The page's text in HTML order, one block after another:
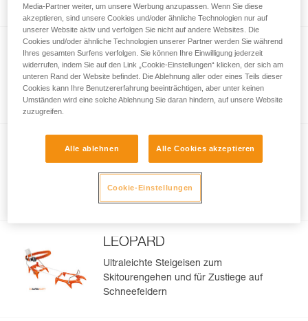
IRVIS®
Steigeisen für Gletschertouren,
klassisches Bergsteigen und Skitouren
IRVIS HYBRID
Hybrid-Steigeisen für Skitouren und
Zustiege in vergletschertem Gelände
LEOPARD
Ultraleichte Steigeisen zum
Skitourengehen und für Zustiege auf
Schneefeldern
Media-Partner weiter, um unsere Werbung anzupassen. Wenn Sie diese
akzeptieren, sind unsere Cookies und/oder ähnliche Technologien nur auf
unserer Website aktiv und verfolgen Sie nicht auf andere Websites. Die
Cookies und/oder ähnliche Technologien unserer Partner werden Sie während
Ihres gesamten Surfens verfolgen. Sie können Ihre Einwilligung jederzeit
widerrufen, indem Sie auf den Link „Cookie-Einstellungen“ klicken, der sich am
unteren Rand der Website befindet. Die Ablehnung aller oder eines Teils dieser
Cookies kann Ihre Benutzererfahrung beeinträchtigen, aber unter keinen
Umständen wird eine solche Ablehnung Sie daran hindern, auf unsere Website
zuzugreifen.
Alle ablehnen Alle Cookies akzeptieren
Cookie-Einstellungen